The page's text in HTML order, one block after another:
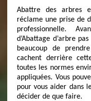
Abattre des arbres
réclame une prise de
professionnelle.
d’Abattage d’arbre
beaucoup de
cachent derrière
toutes les normes
appliquées. Vous
pour vous aider dans
décider de que faire.